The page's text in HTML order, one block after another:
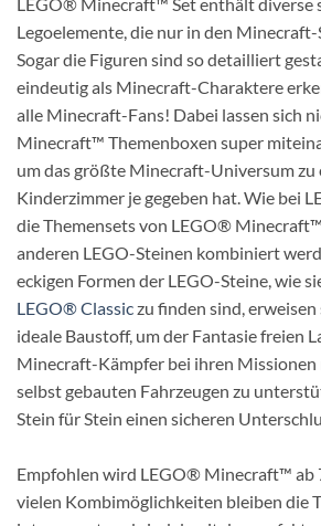
LEGO® Minecraft™ Set enthält diverse
Legoelemente, die nur in den
Sogar die Figuren sind so detailliert
eindeutig als Minecraft-Charaktere
alle Minecraft-Fans! Dabei lassen sich
Minecraft™ Themenboxen super
um das größte Minecraft-Universum zu
Kinderzimmer je gegeben hat. Wie bei
die Themensets von LEGO®
anderen LEGO-Steinen kombiniert
eckigen Formen der LEGO-Steine, wie
LEGO® Classiczu finden sind, erweisen
ideale Baustoff, um der Fantasie freien
Minecraft-Kämpfer bei ihren
selbst gebauten Fahrzeugen zu
Stein für Stein einen sicheren
Empfohlen wird LEGO® Minecraft™ ab
vielen Kombimöglichkeiten bleiben die